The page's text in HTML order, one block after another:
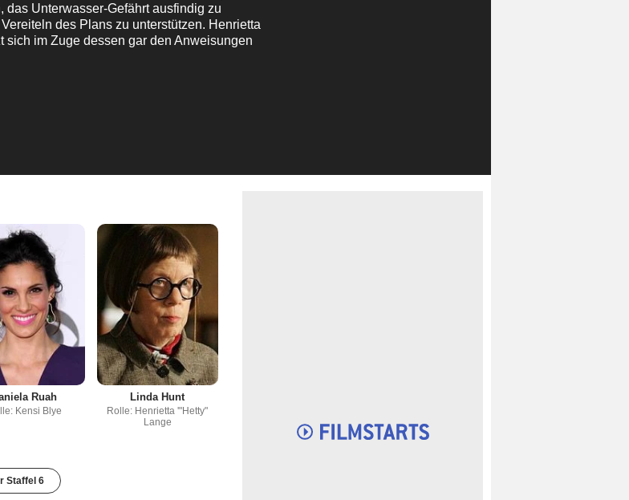
das Unterwasser-Gefährt ausfindig zu
des Plans zu unterstützen. Henrietta
sich im Zuge dessen gar den Anweisungen
Ruah
Kensi Blye
Linda Hunt
Rolle: Henrietta '"Hetty"
Lange
Staffel 6